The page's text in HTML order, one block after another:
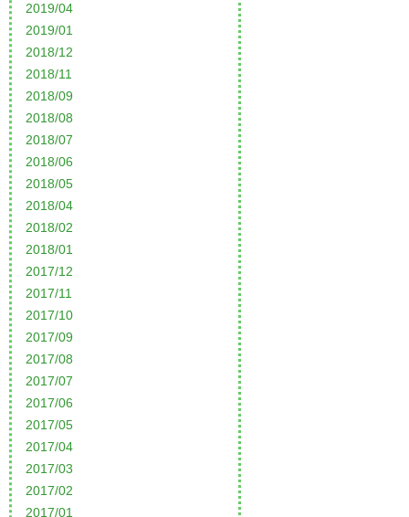
2019/04
2019/01
2018/12
2018/11
2018/09
2018/08
2018/07
2018/06
2018/05
2018/04
2018/02
2018/01
2017/12
2017/11
2017/10
2017/09
2017/08
2017/07
2017/06
2017/05
2017/04
2017/03
2017/02
2017/01